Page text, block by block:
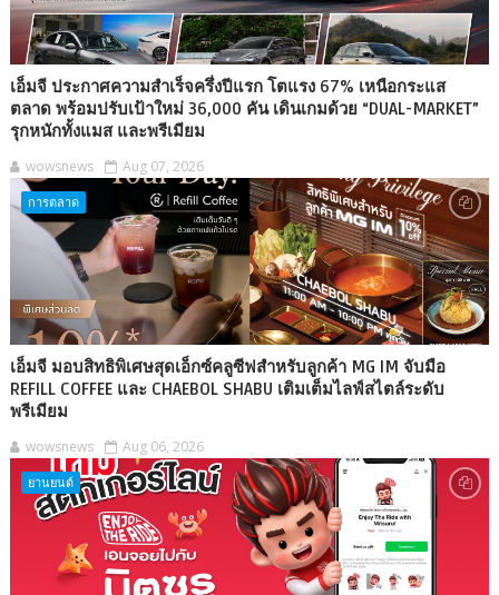
เอ็มจี ประกาศความสำเร็จครึ่งปีแรก โตแรง 67% เหนือกระแส
ตลาด พร้อมปรับเป้าใหม่ 36,000 คัน เดินเกมด้วย “DUAL-MARKET”
รุกหนักทั้งแมส และพรีเมียม
wowsnews Aug 07, 2026
การตลาด
เอ็มจี มอบสิทธิพิเศษสุดเอ็กซ์คลูซีฟสำหรับลูกค้า MG IM จับมือ
REFILL COFFEE และ CHAEBOL SHABU เติมเต็มไลฟ์สไตล์ระดับ
พรีเมียม
wowsnews Aug 06, 2026
ยานยนต์